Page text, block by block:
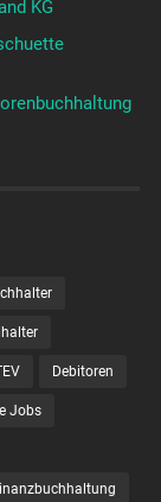
KG
Debitoren
Jobs